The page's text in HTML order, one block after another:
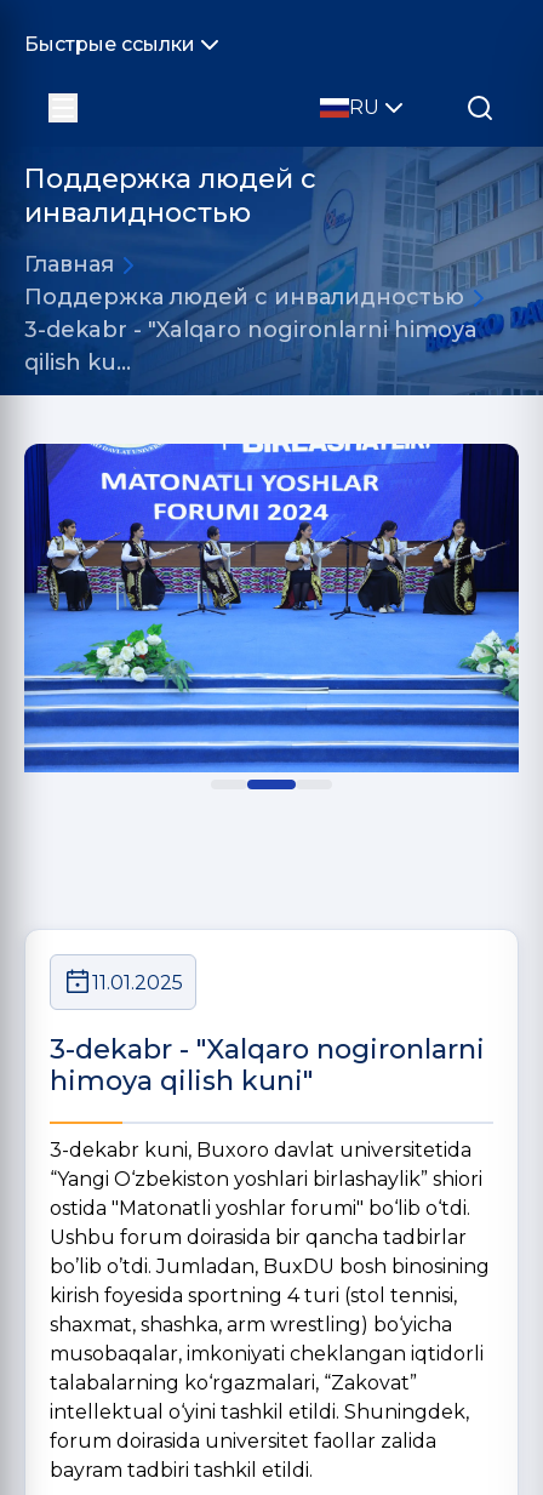
Быстрые ссылки
RU
Поддержка людей с
инвалидностью
Главная
Поддержка людей с инвалидностью
3-dekabr - "Xalqaro nogironlarni himoya
qilish ku…
11.01.2025
3-dekabr - "Xalqaro nogironlarni
himoya qilish kuni"
3-dekabr kuni, Buxoro davlat universitetida
“Yangi O‘zbekiston yoshlari birlashaylik” shiori
ostida "Matonatli yoshlar forumi" bo‘lib o‘tdi.
Ushbu forum doirasida bir qancha tadbirlar
bo’lib o’tdi. Jumladan, BuxDU bosh binosining
kirish foyesida sportning 4 turi (stol tennisi,
shaxmat, shashka, arm wrestling) bo‘yicha
musobaqalar, imkoniyati cheklangan iqtidorli
talabalarning ko‘rgazmalari, “Zakovat”
intellektual o‘yini tashkil etildi. Shuningdek,
forum doirasida universitet faollar zalida
bayram tadbiri tashkil etildi.